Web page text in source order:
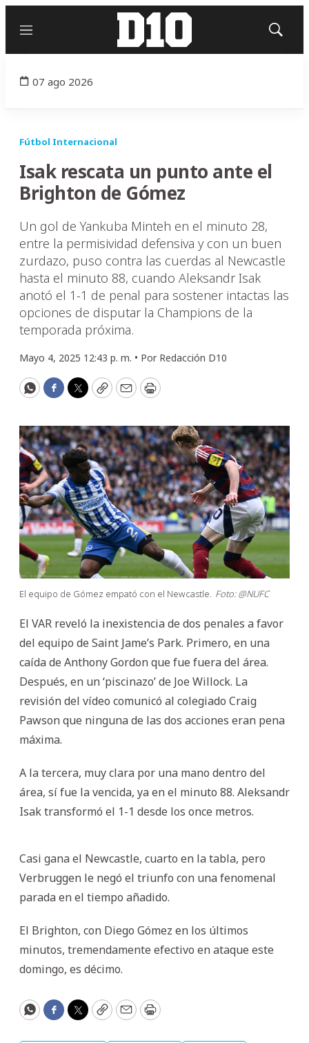
Menú
Mostrar
07 ago 2026
Fútbol Internacional
Isak rescata un punto ante el
Brighton de Gómez
Un gol de Yankuba Minteh en el minuto 28,
entre la permisividad defensiva y con un buen
zurdazo, puso contra las cuerdas al Newcastle
hasta el minuto 88, cuando Aleksandr Isak
anotó el 1-1 de penal para sostener intactas las
opciones de disputar la Champions de la
temporada próxima.
Mayo 4, 2025 12:43 p. m. • Por Redacción D10
WhatsApp
Facebook
Twitter
CopyEmailPrint
El equipo de Gómez empató con el Newcastle. Foto: @NUFC
El VAR reveló la inexistencia de dos penales a favor
del equipo de Saint Jame’s Park. Primero, en una
caída de Anthony Gordon que fue fuera del área.
Después, en un ‘piscinazo’ de Joe Willock. La
revisión del vídeo comunicó al colegiado Craig
Pawson que ninguna de las dos acciones eran pena
máxima.
A la tercera, muy clara por una mano dentro del
área, sí fue la vencida, ya en el minuto 88. Aleksandr
Isak transformó el 1-1 desde los once metros.
Casi gana el Newcastle, cuarto en la tabla, pero
Verbruggen le negó el triunfo con una fenomenal
parada en el tiempo añadido.
El Brighton, con Diego Gómez en los últimos
minutos, tremendamente efectivo en ataque este
domingo, es décimo.
WhatsApp
Facebook
Twitter
CopyEmailPrint